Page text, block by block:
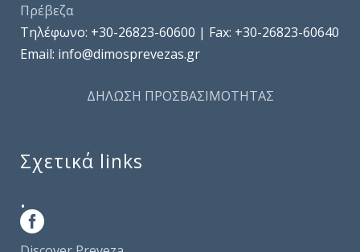
Πρέβεζα
Τηλέφωνo: +30-26823-60600 | Fax: +30-26823-60640
Email: info@dimosprevezas.gr
ΔΗΛΩΣΗ ΠΡΟΣΒΑΣΙΜΟΤΗΤΑΣ
Σχετικά links
.